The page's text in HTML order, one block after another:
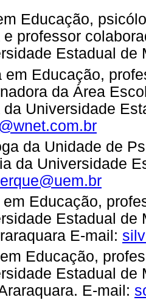
Educação,
professor
Estadual de
em Educação,
da Área
Universidade
da Unidade de
da Universidade
em Educação,
Estadual de
E-mail:
Educação,
Estadual de
E-mail: